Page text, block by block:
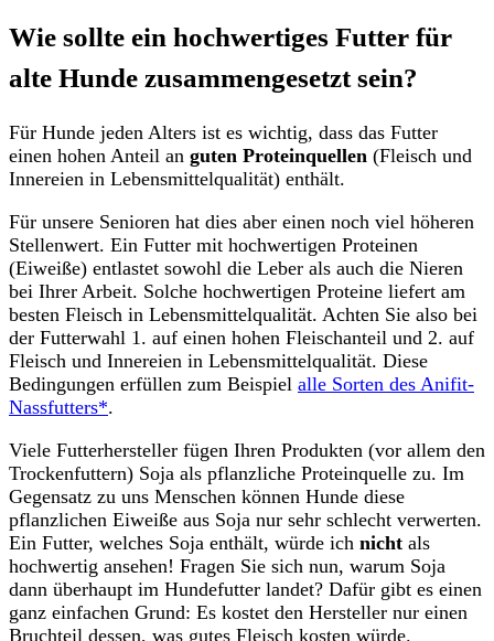
Wie sollte ein hochwertiges Futter für
alte Hunde zusammengesetzt sein?
Für Hunde jeden Alters ist es wichtig, dass das Futter
einen hohen Anteil an guten Proteinquellen (Fleisch und
Innereien in Lebensmittelqualität) enthält.
Für unsere Senioren hat dies aber einen noch viel höheren
Stellenwert. Ein Futter mit hochwertigen Proteinen
(Eiweiße) entlastet sowohl die Leber als auch die Nieren
bei Ihrer Arbeit. Solche hochwertigen Proteine liefert am
besten Fleisch in Lebensmittelqualität. Achten Sie also bei
der Futterwahl 1. auf einen hohen Fleischanteil und 2. auf
Fleisch und Innereien in Lebensmittelqualität. Diese
Bedingungen erfüllen zum Beispiel alle Sorten des Anifit-
Nassfutters*.
Viele Futterhersteller fügen Ihren Produkten (vor allem den
Trockenfuttern) Soja als pflanzliche Proteinquelle zu. Im
Gegensatz zu uns Menschen können Hunde diese
pflanzlichen Eiweiße aus Soja nur sehr schlecht verwerten.
Ein Futter, welches Soja enthält, würde ich nicht als
hochwertig ansehen! Fragen Sie sich nun, warum Soja
dann überhaupt im Hundefutter landet? Dafür gibt es einen
ganz einfachen Grund: Es kostet den Hersteller nur einen
Bruchteil dessen, was gutes Fleisch kosten würde.